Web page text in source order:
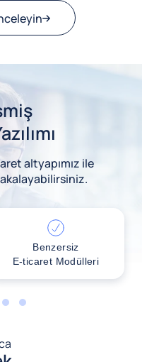
altyapımız ile
Benzersiz
E-ticaret Modülleri
4 5